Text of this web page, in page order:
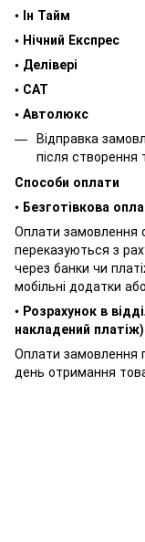
• Ін Тайм
• Нічний Експрес
• Делівері
• САТ
• Автолюкс
Відправка
після створення
Способи оплати
• Безготівкова
Оплати замовлення
переказуються з
через банки чи
мобільні додатки
• Розрахунок в
накладений платіж)
Оплати замовлення
день отримання